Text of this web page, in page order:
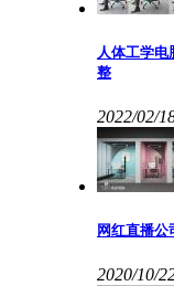
人体工学
整
2022/02/
网红直播公
2020/10/